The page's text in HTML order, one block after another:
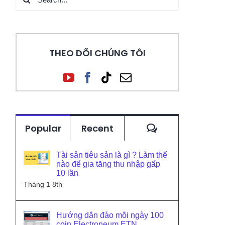
THEO DÕI CHÚNG TÔI
Popular Recent Comments
Tài sản tiêu sản là gì ? Làm thế
nào để gia tăng thu nhập gấp
10 lần
Tháng 1 8th
Hướng dẫn đào mỗi ngày 100